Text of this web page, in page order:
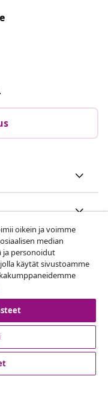
vidaXL Marketplace
oikein ja voimme
median
ja personoidut
käytät sivustoamme